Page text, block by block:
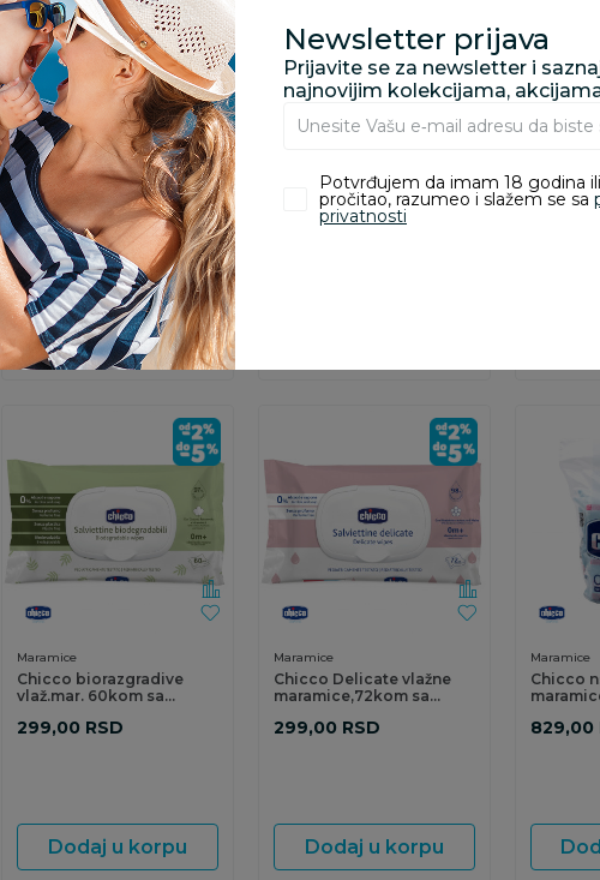
Maramice
Becutan vlažne maramice
kamilica 3x48 komada
499,00 RSD
Dodaj u korpu
Becutan vlažne maramice
aqua 3x48 komada
499,00 RSD
aqua 72
Maramice
Chicco biorazgradive
vlaž.mar. 60kom sa
299,00 RSD
Dodaj u korpu
Maramice
Chicco Delicate vlažne
maramice,72kom sa
299,00 RSD
Dodaj u korpu
Maramice
Chicco
829,00
Newsletter prijava
Prijavite se za newsletter i
najnovijim kolekcijama,
Potvrđujem da imam 18 godina
pročitao, razumeo i slažem se sa
privatnosti